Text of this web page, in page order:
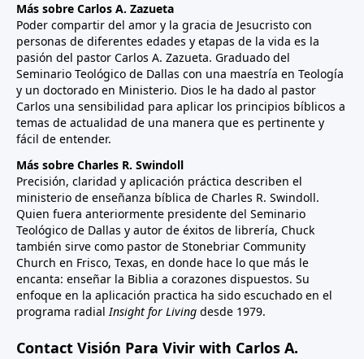
Más sobre Carlos A. Zazueta
Poder compartir del amor y la gracia de Jesucristo con
personas de diferentes edades y etapas de la vida es la
pasión del pastor Carlos A. Zazueta. Graduado del
Seminario Teológico de Dallas con una maestría en Teología
y un doctorado en Ministerio. Dios le ha dado al pastor
Carlos una sensibilidad para aplicar los principios bíblicos a
temas de actualidad de una manera que es pertinente y
fácil de entender.
Más sobre Charles R. Swindoll
Precisión, claridad y aplicación práctica describen el
ministerio de enseñanza bíblica de Charles R. Swindoll.
Quien fuera anteriormente presidente del Seminario
Teológico de Dallas y autor de éxitos de librería, Chuck
también sirve como pastor de Stonebriar Community
Church en Frisco, Texas, en donde hace lo que más le
encanta: enseñar la Biblia a corazones dispuestos. Su
enfoque en la aplicación practica ha sido escuchado en el
programa radialInsight for Living desde 1979.
Contact Visión Para Vivir with Carlos A.